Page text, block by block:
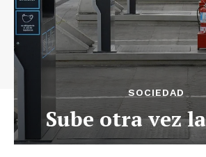
SOCIEDAD
Sube otra vez